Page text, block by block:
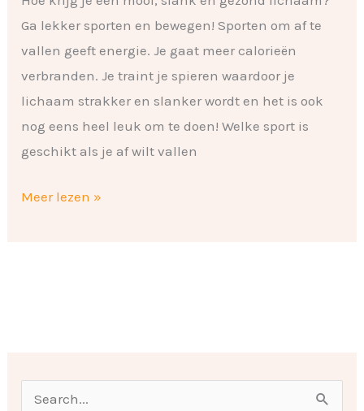
Ga lekker sporten en bewegen! Sporten om af te
vallen geeft energie. Je gaat meer calorieën
verbranden. Je traint je spieren waardoor je
lichaam strakker en slanker wordt en het is ook
nog eens heel leuk om te doen! Welke sport is
geschikt als je af wilt vallen
Meer lezen »